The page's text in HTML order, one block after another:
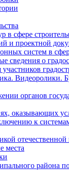
сфере
и проектной
систем в
сведения о
Видеоролики.
органов
оказывающих
к
места
района